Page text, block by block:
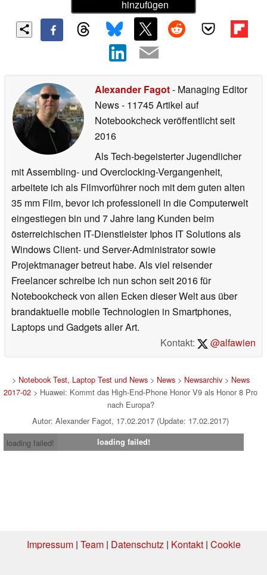
hinzufügen
Alexander Fagot- Managing Editor
News- 11745 Artikel auf
Notebookcheck veröffentlichtseit
2016
Als Tech-begeisterter Jugendlicher
mit Assembling- und Overclocking-Vergangenheit,
arbeitete ich als Filmvorführer noch mit dem guten alten
35 mm Film, bevor ich professionell in die Computerwelt
eingestiegen bin und 7 Jahre lang Kunden beim
österreichischen IT-Dienstleister Iphos IT Solutions als
Windows Client- und Server-Administrator sowie
Projektmanager betreut habe. Als viel reisender
Freelancer schreibe ich nun schon seit 2016 für
Notebookcheck von allen Ecken dieser Welt aus über
brandaktuelle mobile Technologien in Smartphones,
Laptops und Gadgets aller Art.
Kontakt:
@alfawien
> Notebook Test, Laptop Test und News> News> Newsarchiv> News
2017-02 > Huawei: Kommt das High-End-Phone Honor V9 als Honor 8 Pro
nach Europa?
Autor: Alexander Fagot, 17.02.2017 (Update: 17.02.2017)
loading failed!
loading failed!
Impressum| Team| Datenschutz| Kontakt| Cookie